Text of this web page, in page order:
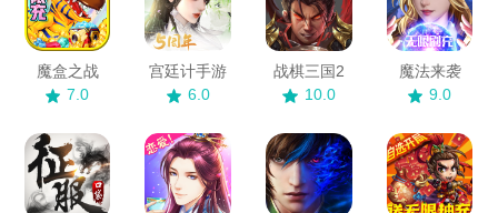
魔盒之战
7.0
宫廷计手游
6.0
战棋三国2
10.0
魔法来袭
9.0